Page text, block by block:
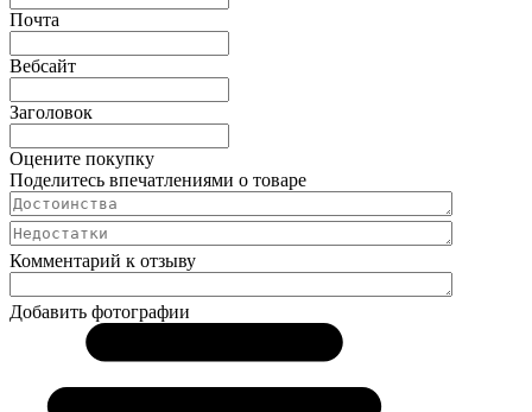
Почта
Вебсайт
Заголовок
Оцените покупку
Поделитесь впечатлениями о товаре
Комментарий к отзыву
Добавить фотографии